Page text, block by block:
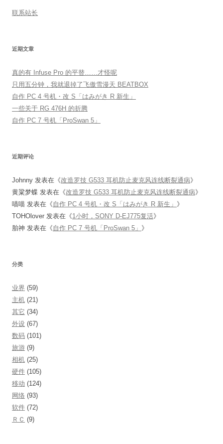
联系站长
近期文章
真的有 Infuse Pro 的平替……才怪呢
只用五分钟，我就退掉了飞傲雪漫天 BEATBOX
自作 PC 4 号机・改 S「はみがき R 新生」
一些关于 RG 476H 的折腾
自作 PC 7 号机「ProSwan 5」
近期评论
Johnny 发表在《改造罗技 G533 耳机防止麦克风连线断裂通病》
黄粱梦蝶 发表在《改造罗技 G533 耳机防止麦克风连线断裂通病》
喵喵 发表在《自作 PC 4 号机・改 S「はみがき R 新生」 》
TOHOlover 发表在《1小时，SONY D-EJ775复活》
胎神 发表在《自作 PC 7 号机「ProSwan 5」 》
分类
业界 (59)
主机 (21)
其它 (34)
外设 (67)
数码 (101)
旅游 (9)
相机 (25)
硬件 (105)
移动 (124)
网络 (93)
软件 (72)
ＲＣ (9)